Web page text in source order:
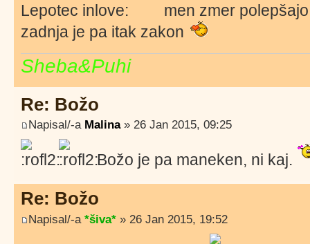
Lepotec
men zmer
zadnja je pa itak zakon
Sheba&Puhi
Re: Božo
Napisal/-a Malina» 26 Jan 2015, 09:25
Božo je pa maneken, ni kaj.
Re: Božo
Napisal/-a *šiva* » 26 Jan 2015, 19:52